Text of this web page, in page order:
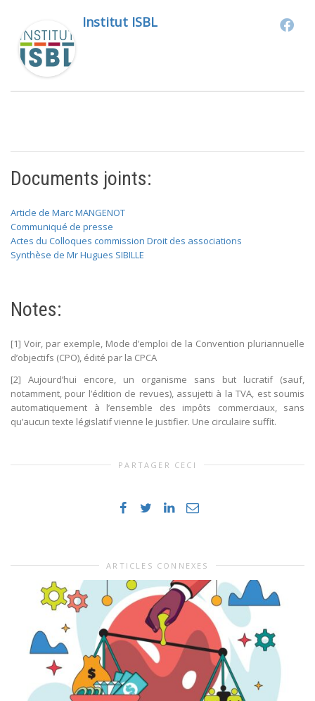
Institut ISBL
Documents joints:
Article de Marc MANGENOT
Communiqué de presse
Actes du Colloques commission Droit des associations
Synthèse de Mr Hugues SIBILLE
Notes:
[1] Voir, par exemple, Mode d’emploi de la Convention pluriannuelle
d’objectifs (CPO), édité par la CPCA
[2] Aujourd’hui encore, un organisme sans but lucratif (sauf,
notamment, pour l’édition de revues), assujetti à la TVA, est soumis
automatiquement à l’ensemble des impôts commerciaux, sans
qu’aucun texte législatif vienne le justifier. Une circulaire suffit.
PARTAGER CECI
ARTICLES CONNEXES